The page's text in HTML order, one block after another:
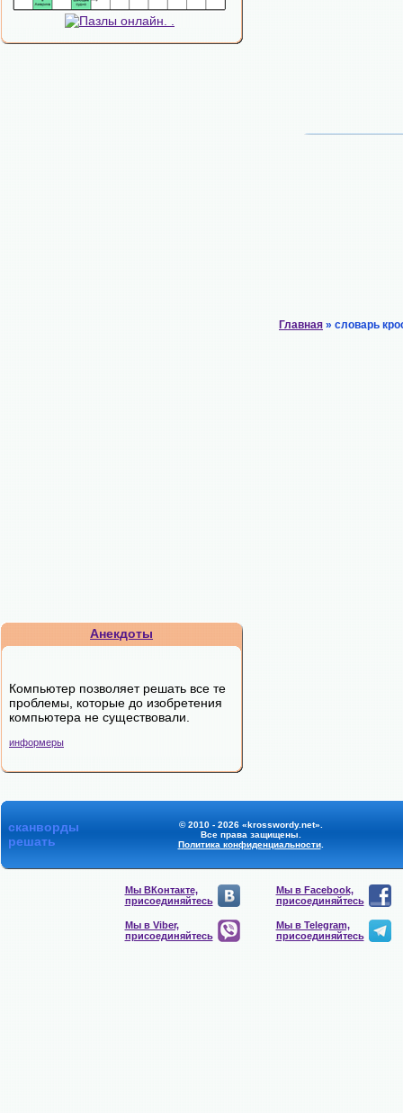
Анекдоты
Компьютер позволяет решать все те
проблемы, которые до изобретения
компьютера не существовали.
информеры
Главная » словарь
сканворды
решать
© 2010 - 2026 «krosswordy.net».
Все права защищены.
Политика конфиденциальности.
Мы ВКонтакте,
присоединяйтесь
Мы в Facebook,
присоединяйтесь
Мы в Viber,
присоединяйтесь
Мы в Telegram,
присоединяйтесь